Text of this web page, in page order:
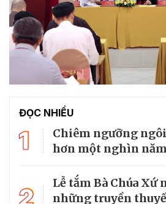
ĐỌC NHIỀU
1
Chiêm ngưỡng
hơn một nghìn năm
2
Lễ tắm Bà Chúa Xứ
những truyền